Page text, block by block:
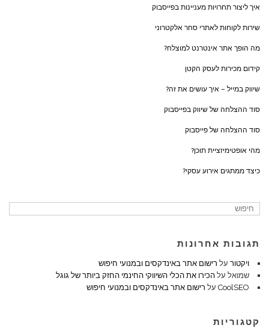
איך ליצור תחרויות מעניינות בפייסבוק
שירות לקוחות לאתרי סחר אלקטרוני
מה הופך אתר אינטרנט למוצלח?
קידום מכירות לעסק הקטן
שיווק במייל – איך עושים את זה?
סוד ההצלחה של שיווק בפייסבוק
סוד ההצלחה של פייסבוק
מהי אופטימיזציית תוכן?
כיצד ממתגים אירוע עסקי?
תגובות אחרונות
ויקטור על רישום אתר באינדקסים ובמנועי חיפוש
שמואל על הכירו את הכלי השיווקי החינמי החזק ביותר של גוגל
CoolSEO על רישום אתר באינדקסים ובמנועי חיפוש
קטגוריות